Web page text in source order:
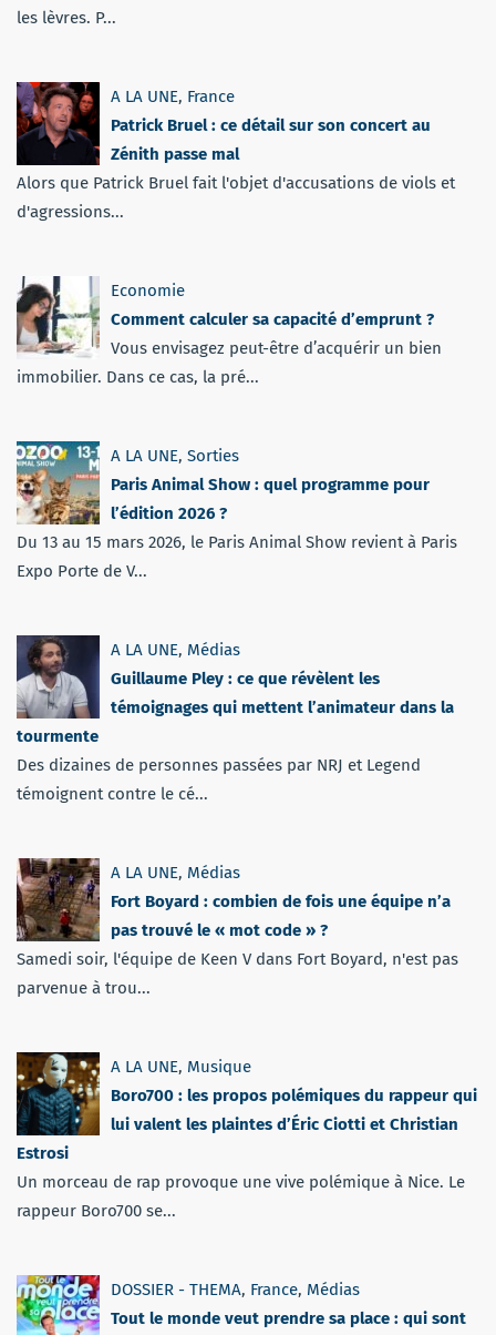
les lèvres. P...
A LA UNE, France
Patrick Bruel : ce détail sur son concert au
Zénith passe mal
Alors que Patrick Bruel fait l'objet d'accusations de viols et
d'agressions...
Economie
Comment calculer sa capacité d’emprunt ?
Vous envisagez peut-être d’acquérir un bien
immobilier. Dans ce cas, la pré...
A LA UNE, Sorties
Paris Animal Show : quel programme pour
l’édition 2026 ?
Du 13 au 15 mars 2026, le Paris Animal Show revient à Paris
Expo Porte de V...
A LA UNE, Médias
Guillaume Pley : ce que révèlent les
témoignages qui mettent l’animateur dans la
tourmente
Des dizaines de personnes passées par NRJ et Legend
témoignent contre le cé...
A LA UNE, Médias
Fort Boyard : combien de fois une équipe n’a
pas trouvé le « mot code » ?
Samedi soir, l'équipe de Keen V dans Fort Boyard, n'est pas
parvenue à trou...
A LA UNE, Musique
Boro700 : les propos polémiques du rappeur qui
lui valent les plaintes d’Éric Ciotti et Christian
Estrosi
Un morceau de rap provoque une vive polémique à Nice. Le
rappeur Boro700 se...
DOSSIER - THEMA, France, Médias
Tout le monde veut prendre sa place : qui sont